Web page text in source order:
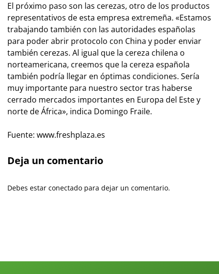
El próximo paso son las cerezas, otro de los productos
representativos de esta empresa extremeña. «Estamos
trabajando también con las autoridades españolas
para poder abrir protocolo con China y poder enviar
también cerezas. Al igual que la cereza chilena o
norteamericana, creemos que la cereza española
también podría llegar en óptimas condiciones. Sería
muy importante para nuestro sector tras haberse
cerrado mercados importantes en Europa del Este y
norte de África», indica Domingo Fraile.
Fuente: www.freshplaza.es
Deja un comentario
Debes estar conectado para dejar un comentario.